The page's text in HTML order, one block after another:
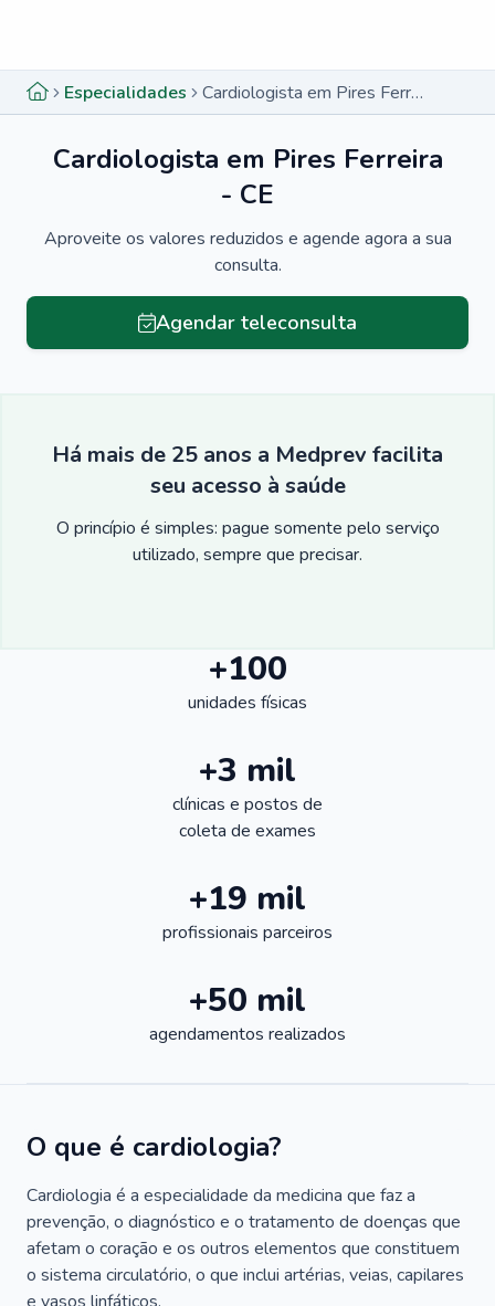
Especialidades Cardiologista em Pires Ferreira - CE
Cardiologista em Pires Ferreira
- CE
Aproveite os valores reduzidos e agende agora a sua
consulta.
Agendar teleconsulta
Há mais de 25 anos a Medprev facilita
seu acesso à saúde
O princípio é simples: pague somente pelo serviço
utilizado, sempre que precisar.
+100
unidades físicas
+3 mil
clínicas e postos de
coleta de exames
+19 mil
profissionais parceiros
+50 mil
agendamentos realizados
O que é cardiologia?
Cardiologia é a especialidade da medicina que faz a
prevenção, o diagnóstico e o tratamento de doenças que
afetam o coração e os outros elementos que constituem
o sistema circulatório, o que inclui artérias, veias, capilares